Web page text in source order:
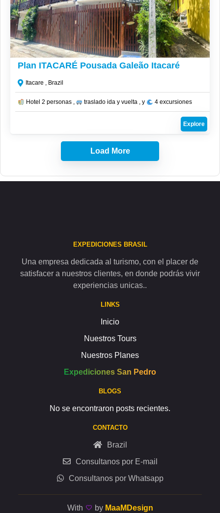
CLP$1,687,600
Plan ITACARÉ Pousada Galeão Itacaré
Itacare , Brazil
Hotel 2 personas , traslado ida y vuelta , y 4 excursiones
Explore
Load More
EXPEDICIONES BRASIL
Una empresa dedicada al turismo, con el placer de
satisfacer a nuestros clientes, en donde podrás vivir
experiencias unicas..
LINKS
Inicio
Nuestros Tours
Nuestros Planes
Expediciones San Pedro
BLOGS
No se encontraron posts recientes.
CONTACTO
Brazil
Consultanos por E-mail
Consultanos por Whatsapp
With by MaaMDesign